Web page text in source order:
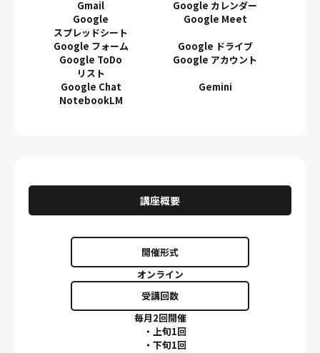
Gmail
Google カレンダー
Google
スプレッドシート
Google Meet
Google フォーム
Google ドライブ
Google ToDo
リスト
Google アカウント
Google Chat
Gemini
NotebookLM
講座概要
開催形式
オンライン
受講回数
毎月2回開催
・上旬1回
・下旬1回